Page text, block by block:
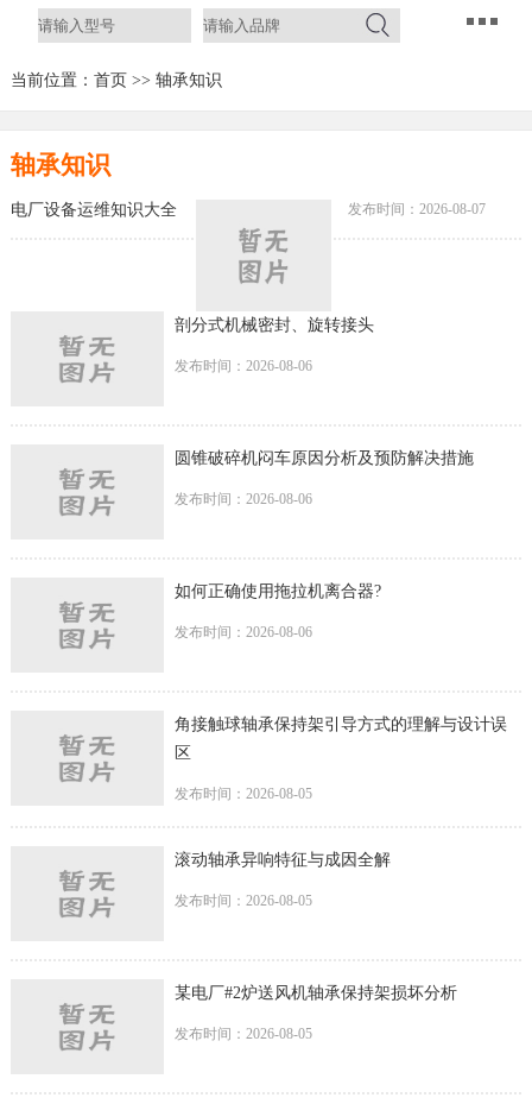
当前位置： 首页 >> 轴承知识
轴承知识
电厂设备运维知识大全 发布时间：2026-08-07
剖分式机械密封、旋转接头
发布时间：2026-08-06
圆锥破碎机闷车原因分析及预防解决措施
发布时间：2026-08-06
如何正确使用拖拉机离合器?
发布时间：2026-08-06
角接触球轴承保持架引导方式的理解与设计误
区
发布时间：2026-08-05
滚动轴承异响特征与成因全解
发布时间：2026-08-05
某电厂#2炉送风机轴承保持架损坏分析
发布时间：2026-08-05